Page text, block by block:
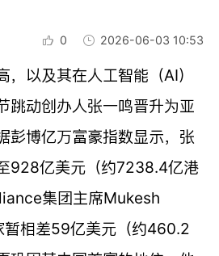
0 2026-06-03 10:53
，以及其在人工智能（AI）
跳动创办人张一鸣晋升为亚
彭博亿万富豪指数显示，张
928亿美元（约7238.4亿港
集团主席Mukesh
相差59亿美元（约460.2